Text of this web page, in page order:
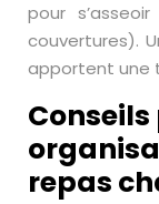
pour
couvertures).
apportent une
repas